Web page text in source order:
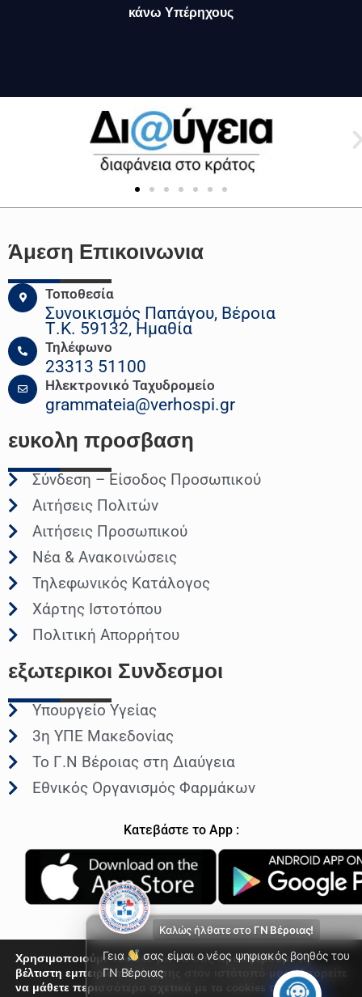
κάνω Υπέρηχους
Άμεση Επικοινωνια
Τοποθεσία
Συνοικισμός Παπάγου, Βέροια
Τ.Κ. 59132, Ημαθία
Τηλέφωνο
23313 51100
Ηλεκτρονικό Ταχυδρομείο
grammateia@verhospi.gr
ευκολη προσβαση
Σύνδεση – Είσοδος Προσωπικού
Αιτήσεις Πολιτών
Αιτήσεις Προσωπικού
Νέα & Ανακοινώσεις
Τηλεφωνικός Κατάλογος
Χάρτης Ιστοτόπου
Πολιτική Απορρήτου
εξωτερικοι Συνδεσμοι
Υπουργείο Υγείας
3η ΥΠΕ Μακεδονίας
Το Γ.Ν Βέροιας στη Διαύγεια
Εθνικός Οργανισμός Φαρμάκων
Κατεβάστε το App :
Καλώς ήλθατε στο ΓΝ Βέροιας!
Γεια
σας είμαι ο νέος ψηφιακός βοηθός του
ΓΝ Βέροιας
Χρησιμοποιούμε cookies για να σας προσφέρουμε τη
βέλτιστη εμπειρία πλοήγησης στον ιστότοπό μας. Μπορείτε
να μάθετε περισσότερα σχετικά με τα cookies που